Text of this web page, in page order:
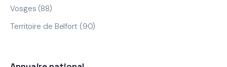
Vosges (88)
Territoire de Belfort (90)